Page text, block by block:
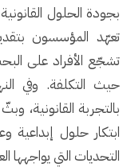
بجودة الحلول
تعهّد المؤسسون
تشجّع الأفراد على
بالتجربة القانونية،
ابتكار حلول
التحديات التي يواجهها